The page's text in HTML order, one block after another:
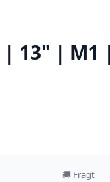
| 13" |
🚚 Fragt